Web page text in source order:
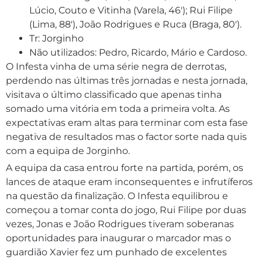
Lúcio, Couto e Vitinha (Varela, 46′); Rui Filipe
(Lima, 88′), João Rodrigues e Ruca (Braga, 80′).
Tr: Jorginho
Não utilizados: Pedro, Ricardo, Mário e Cardoso.
O Infesta vinha de uma série negra de derrotas,
perdendo nas últimas três jornadas e nesta jornada,
visitava o último classificado que apenas tinha
somado uma vitória em toda a primeira volta. As
expectativas eram altas para terminar com esta fase
negativa de resultados mas o factor sorte nada quis
com a equipa de Jorginho.
A equipa da casa entrou forte na partida, porém, os
lances de ataque eram inconsequentes e infrutíferos
na questão da finalização. O Infesta equilibrou e
começou a tomar conta do jogo, Rui Filipe por duas
vezes, Jonas e João Rodrigues tiveram soberanas
oportunidades para inaugurar o marcador mas o
guardião Xavier fez um punhado de excelentes